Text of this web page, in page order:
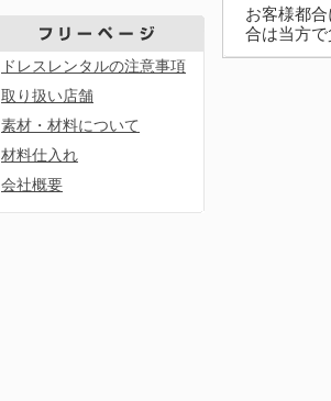
ドレスレンタルの注意事項
取り扱い店舗
素材・材料について
材料仕入れ
会社概要
お客様都
合は当方